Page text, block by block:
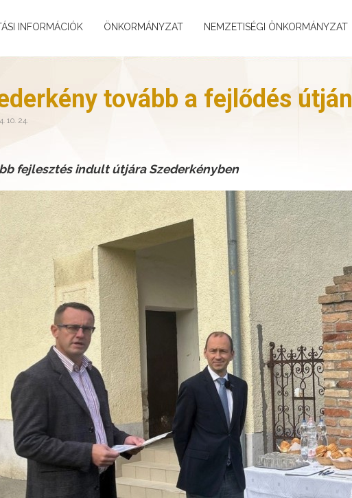
INFORMÁCIÓK ÖNKORMÁNYZAT NEMZETISÉGI ÖNKORMÁNYZAT
tovább a fejlődés útján
10. 24.
fejlesztés indult útjára Szederkényben